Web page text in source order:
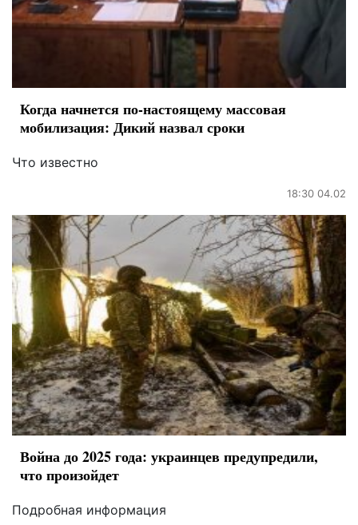
Когда начнется по-настоящему массовая
мобилизация: Дикий назвал сроки
Что известно
18:30 04.02
Война до 2025 года: украинцев предупредили,
что произойдет
Подробная информация